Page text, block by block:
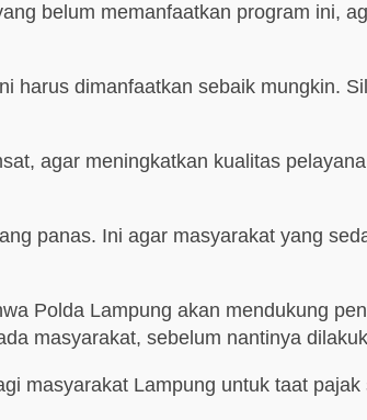
belum memanfaatkan program ini,
harus dimanfaatkan sebaik mungkin.
agar meningkatkan kualitas
panas. Ini agar masyarakat yang
Polda Lampung akan mendukung
masyarakat, sebelum nantinya
masyarakat Lampung untuk taat